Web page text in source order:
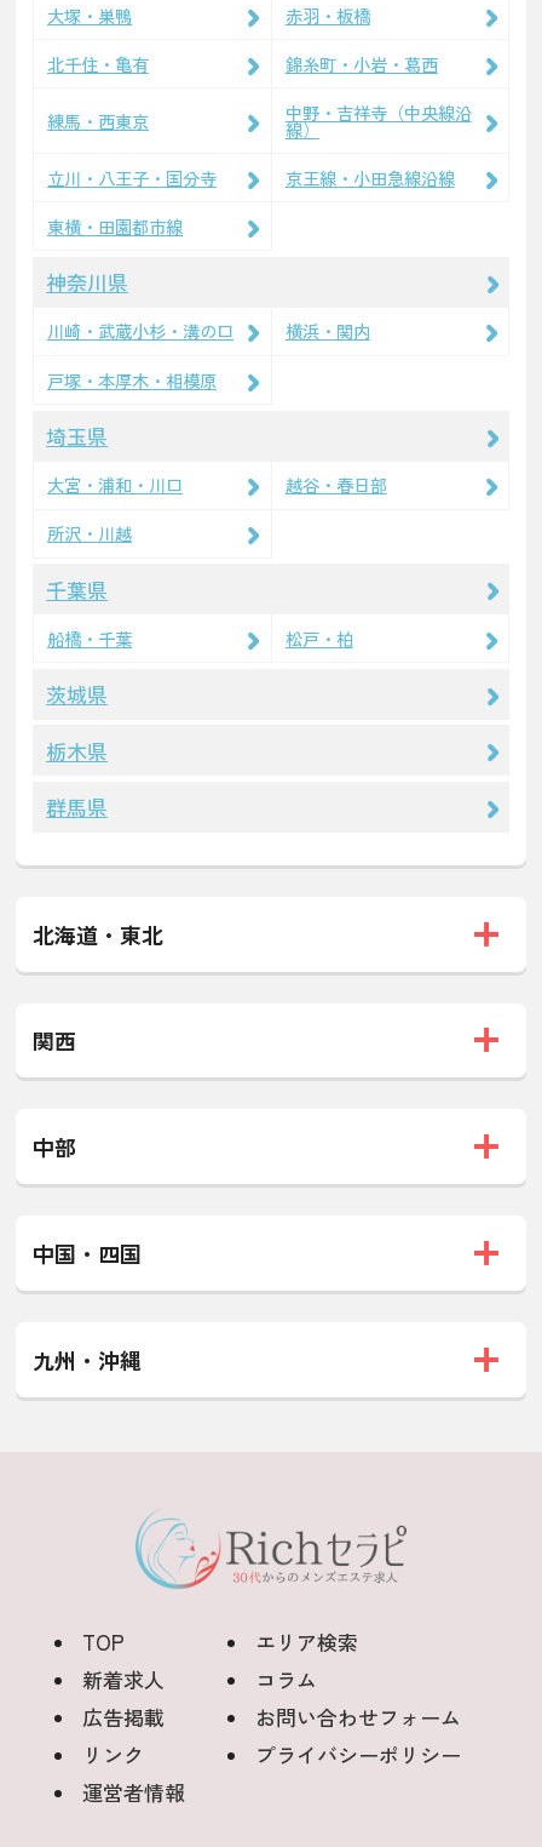
大塚・巣鴨
赤羽・板橋
北千住・亀有
錦糸町・小岩・葛西
練馬・西東京 中野・吉祥寺（中央線沿
線）
立川・八王子・国分寺
京王線・小田急線沿線
東横・田園都市線
神奈川県
川崎・武蔵小杉・溝の口
横浜・関内
戸塚・本厚木・相模原
埼玉県
大宮・浦和・川口
越谷・春日部
所沢・川越
千葉県
船橋・千葉 松戸・柏
茨城県
栃木県
群馬県
北海道・東北
関西
中部
中国・四国
九州・沖縄
TOP
エリア検索
新着求人
コラム
広告掲載
お問い合わせフォーム
リンク
プライバシーポリシー
運営者情報